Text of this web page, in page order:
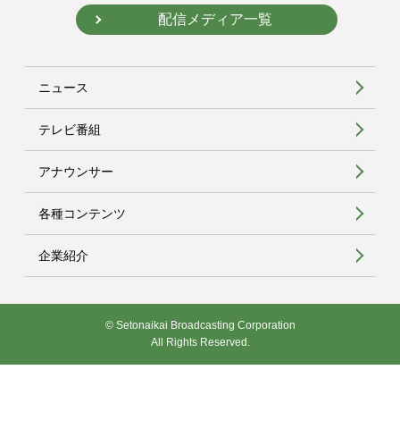
配信メディア一覧
ニュース
テレビ番組
アナウンサー
各種コンテンツ
企業紹介
© Setonaikai Broadcasting Corporation
All Rights Reserved.